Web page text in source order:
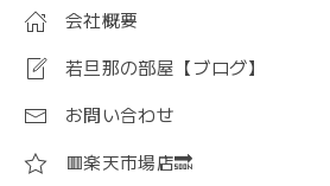
会社概要
若旦那の部屋【ブログ】
お問い合わせ
🟥楽天市場店🔜